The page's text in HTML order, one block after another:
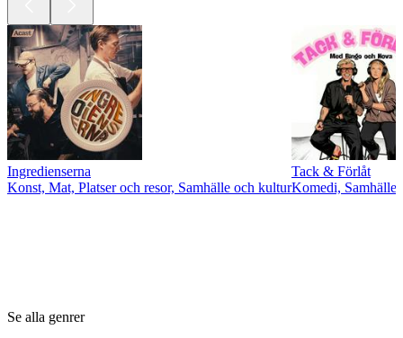
Ingredienserna
Konst, Mat, Platser och resor, Samhälle och kultur
Tack & Förlåt
Komedi, Samhälle
Se alla genrer